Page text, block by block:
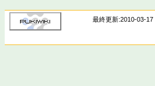
最終更新:2010-03-